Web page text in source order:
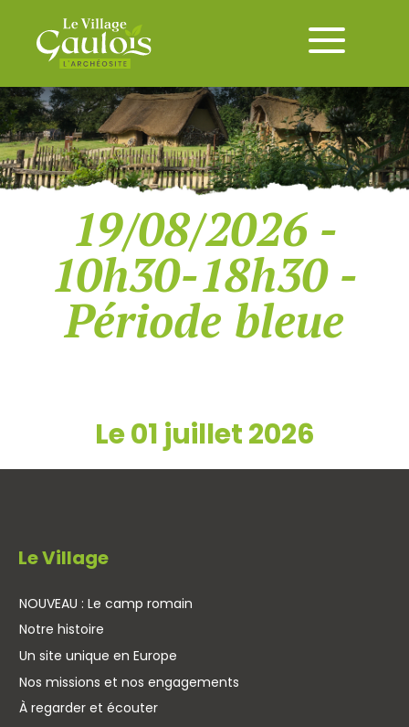
19/08/2026 -
10h30-18h30 -
Période bleue
Le 01 juillet 2026
Le Village
NOUVEAU : Le camp romain
Notre histoire
Un site unique en Europe
Nos missions et nos engagements
À regarder et écouter